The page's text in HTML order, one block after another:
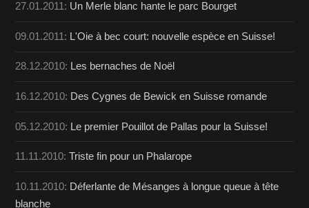
27.01.2011: Un Merle blanc hante le parc Bourget
09.01.2011: L'Oie à bec court: nouvelle espèce en Suisse!
28.12.2010: Les bernaches de Noël
16.12.2010: Des Cygnes de Bewick en Suisse romande
05.12.2010: Le premier Pouillot de Pallas pour la Suisse!
11.11.2010:Triste fin pour un Phalarope
10.11.2010: Déferlante de Mésanges à longue queue à tête
blanche